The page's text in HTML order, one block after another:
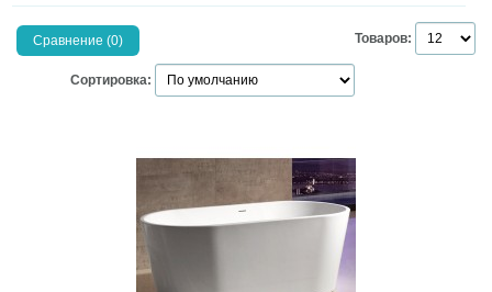
Товаров:
Сравнение (0)
Сортировка: